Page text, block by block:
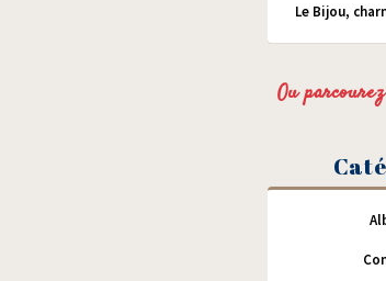
Le Bijou,
Ou